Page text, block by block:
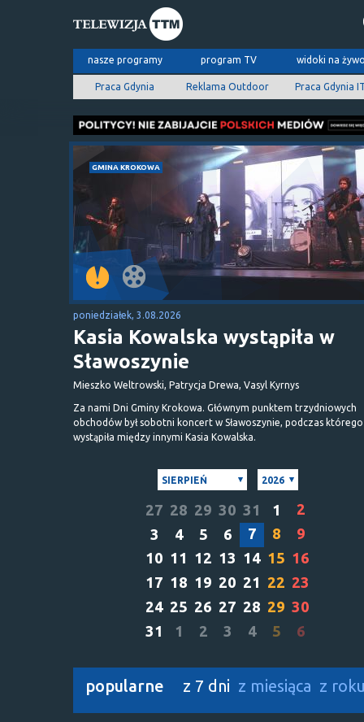
nasze programy program TV widoki na
Praca Gdynia Reklama Outdoor Praca Gdynia
GMINA KROKOWA
poniedziałek, 3.08.2026
Kasia Kowalska wystąpiła w
Sławoszynie
Mieszko Weltrowski, Patrycja Drewa, Vasyl Kyrnys
Za nami Dni Gminy Krokowa. Głównym punktem trzydniowych
obchodów był sobotni koncert w Sławoszynie, podczas którego
wystąpiła między innymi Kasia Kowalska.
SIERPIEŃ 2026
27 28 29 30 31 1
2
3
4 5 6 7 8
9
10 11 12 13 14 15 16
17 18 19 20 21 22 23
24 25 26 27 28 29 30
31
1 2 3 4 5 6
popularne z 7 dni z miesiąca z